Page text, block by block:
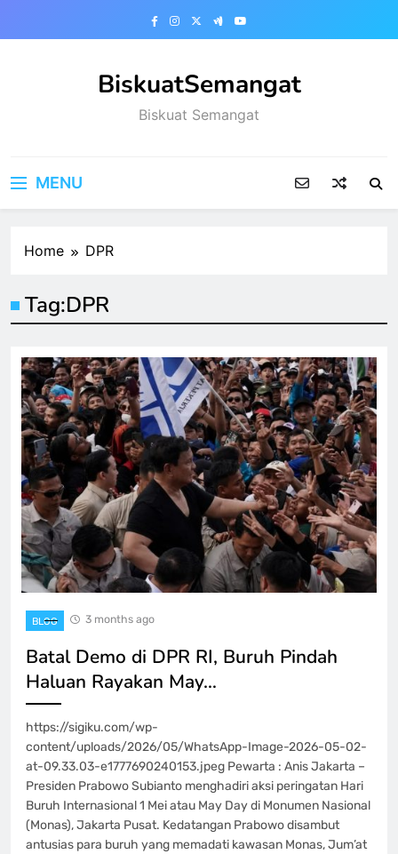
BiskuatSemangat
Biskuat Semangat
MENU
Home DPR
Tag:DPR
BLOG 3 months ago
Batal Demo di DPR RI, Buruh Pindah
Haluan Rayakan May…
https://sigiku.com/wp-
content/uploads/2026/05/WhatsApp-Image-2026-05-02-
at-09.33.03-e1777690240153.jpeg Pewarta : Anis Jakarta –
Presiden Prabowo Subianto menghadiri aksi peringatan Hari
Buruh Internasional 1 Mei atau May Day di Monumen Nasional
(Monas), Jakarta Pusat. Kedatangan Prabowo disambut
antusias para buruh yang memadati kawasan Monas, Jum’at